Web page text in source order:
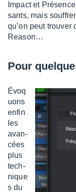
Impact et
sants, mais
qu’on peut
Reason…
Pour
Évoq
uons
enfin
les
avan­
cées
plus
tech­
nique
s du